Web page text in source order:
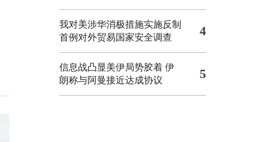
我对美涉华消极措施实施反制
首例对外贸易国家安全调查
4
信息战凸显美伊局势胶着 伊
朗称与阿曼接近达成协议
5